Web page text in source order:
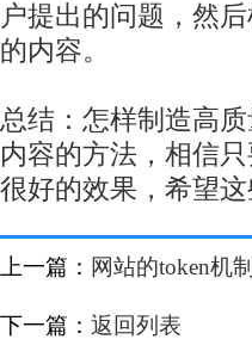
户提出的问题，然
的内容。
总结：怎样制造高
内容的方法，相信
很好的效果，希望这
上一篇： 网站的token机
下一篇： 返回列表